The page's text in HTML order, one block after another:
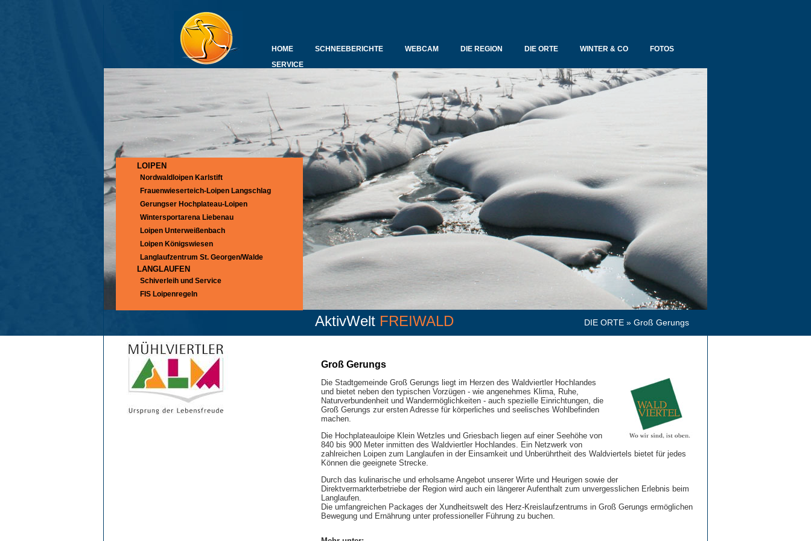
HOME SCHNEEBERICHTE WEBCAM DIE REGION DIE ORTE WINTER & CO
FOTOS
SERVICE
AktivWelt FREIWALD DIE ORTE » Groß Gerungs
Groß Gerungs
Die Stadtgemeinde Groß Gerungs liegt im Herzen des Waldviertler Hochlandes
und bietet neben den typischen Vorzügen - wie angenehmes Klima, Ruhe,
Naturverbundenheit und Wandermöglichkeiten - auch spezielle Einrichtungen, die
Groß Gerungs zur ersten Adresse für körperliches und seelisches Wohlbefinden
machen.
Die Hochplateauloipe Klein Wetzles und Griesbach liegen auf einer Seehöhe von
840 bis 900 Meter inmitten des Waldviertler Hochlandes. Ein Netzwerk von
zahlreichen Loipen zum Langlaufen in der Einsamkeit und Unberührtheit des Waldviertels bietet für jedes
Können die geeignete Strecke.
Durch das kulinarische und erholsame Angebot unserer Wirte und Heurigen sowie der
Direktvermarkterbetriebe der Region wird auch ein längerer Aufenthalt zum unvergesslichen Erlebnis beim
Langlaufen.
Die umfangreichen Packages der Xundheitswelt des Herz-Kreislaufzentrums in Groß Gerungs ermöglichen
Bewegung und Ernährung unter professioneller Führung zu buchen.
LOIPEN
Nordwaldloipen Karlstift
Frauenwieserteich-Loipen Langschlag
Gerungser Hochplateau-Loipen
Wintersportarena Liebenau
Loipen Unterweißenbach
Loipen Königswiesen
Langlaufzentrum St. Georgen/Walde
LANGLAUFEN
Schiverleih und Service
FIS Loipenregeln